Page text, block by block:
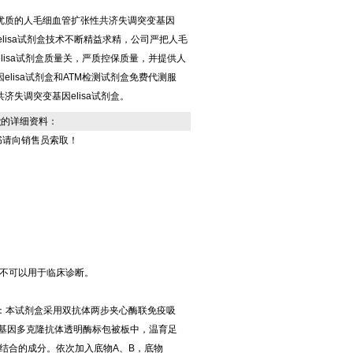
的人毛细血管扩张性共济失调突变基因
试剂盒技术不断精益求精，公司严把人毛
试剂盒质量关，严质控保质量，并提供人
试剂盒和ATM检测试剂盒免费代测服
失调突变基因elisa试剂盒。
的详细资料：
向销售员索取！
可以用于临床诊断。
试剂盒采用双抗体两步夹心酶联免疫吸
因多克隆抗体透明酶标包被板中，温育足
合的成分。依次加入底物A、B，底物